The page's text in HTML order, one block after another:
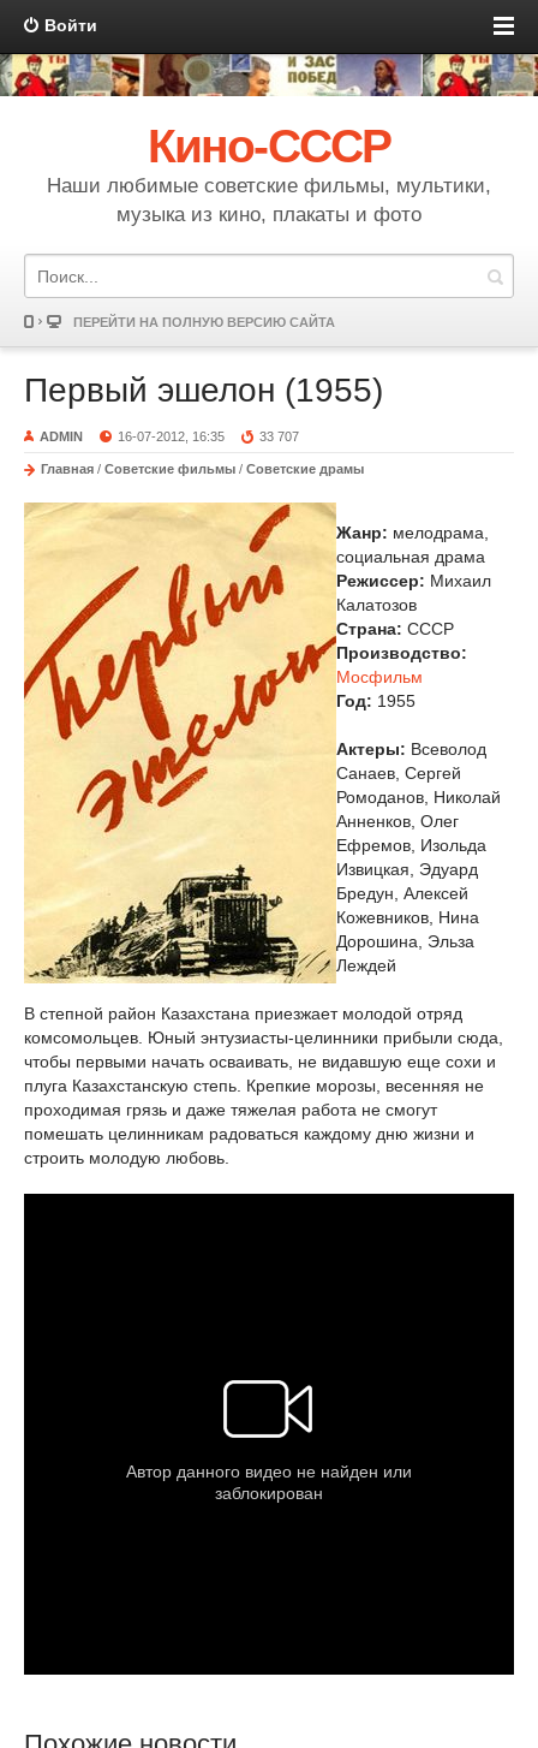
Войти
Кино-СССР
Наши любимые советские фильмы, мультики,
музыка из кино, плакаты и фото
ПЕРЕЙТИ НА ПОЛНУЮ ВЕРСИЮ САЙТА
Первый эшелон (1955)
ADMIN 16-07-2012, 16:35 33 707
Главная / Советские фильмы / Советские драмы
Жанр: мелодрама,
социальная драма
Режиссер: Михаил
Калатозов
Страна: СССР
Производство:
Мосфильм
Год: 1955
Актеры: Всеволод
Санаев, Сергей
Ромоданов, Николай
Анненков, Олег
Ефремов, Изольда
Извицкая, Эдуард
Бредун, Алексей
Кожевников, Нина
Дорошина, Эльза
Леждей
В степной район Казахстана приезжает молодой отряд
комсомольцев. Юный энтузиасты-целинники прибыли сюда,
чтобы первыми начать осваивать, не видавшую еще сохи и
плуга Казахстанскую степь. Крепкие морозы, весенняя не
проходимая грязь и даже тяжелая работа не смогут
помешать целинникам радоваться каждому дню жизни и
строить молодую любовь.